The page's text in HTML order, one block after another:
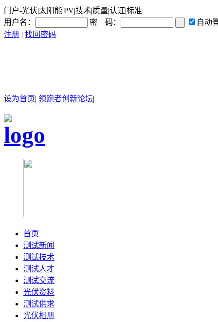
门户-光伏|太阳能|PV|技术|质量|认证|标准
用户名：
密 码：
自动
注册 | 找回密码
设为首页| 领跑者创新论坛|
首页
测试新闻
测试技术
测试人才
测试交流
光伏资料
测试供求
光伏相册